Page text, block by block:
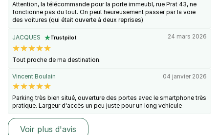
Attention, la télécommande pour la porte immeubl, rue Prat 43, ne
fonctionne pas du tout. On peut heureusement passer par la voie
des voitures (qui était ouverte à deux reprises)
JACQUES Trustpilot 24 mars 2026
Tout proche de ma destination.
Vincent Boulain 04 janvier 2026
Parking très bien situé, ouverture des portes avec le smartphone très
pratique. Largeur d'accès un peu juste pour un long vehicule
Voir plus d'avis